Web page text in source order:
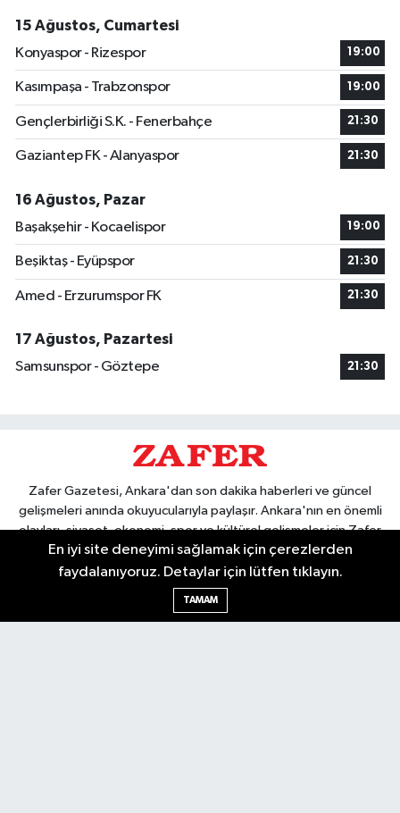
15 Ağustos, Cumartesi
Konyaspor - Rizespor
19:00
Kasımpaşa - Trabzonspor 19:00
Gençlerbirliği S.K. - Fenerbahçe 21:30
Gaziantep FK - Alanyaspor 21:30
16 Ağustos, Pazar
Başakşehir - Kocaelispor
19:00
Beşiktaş - Eyüpspor 21:30
Amed - Erzurumspor FK 21:30
17 Ağustos, Pazartesi
Samsunspor - Göztepe
21:30
Zafer Gazetesi, Ankara'dan son dakika haberleri ve güncel
gelişmeleri anında okuyucularıyla paylaşır. Ankara'nın en önemli
olayları, siyaset, ekonomi, spor ve kültürel gelişmeler için Zafer
Gazetesi'ni takip edin. Başkentin güvendiği haber kaynağı.
En iyi site deneyimi sağlamak için çerezlerden
faydalanıyoruz. Detaylar için lütfen tıklayın.
TAMAM